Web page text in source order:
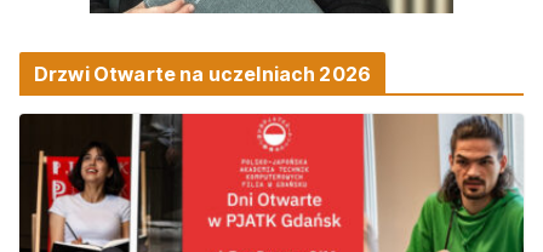
Drzwi Otwarte na uczelniach 2026